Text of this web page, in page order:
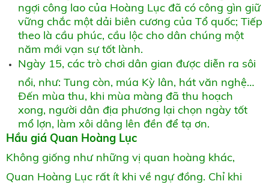
ngợi công lao của Hoàng Lục đã có công gìn giữ
vững chắc một dải biên cương của Tổ quốc; Tiếp
theo là cầu phúc, cầu lộc cho dân chúng một
năm mới vạn sự tốt lành.
Ngày 15, các trò chơi dân gian được diễn ra sôi
nổi, như: Tung còn, múa Kỳ lân, hát văn nghệ…
Đến mùa thu, khi mùa màng đã thu hoạch
xong, người dân địa phương lại chọn ngày tốt
mổ lợn, làm xôi dâng lên đền để tạ ơn.
Hầu giá Quan Hoàng Lục
Không giống như những vị quan hoàng khác,
Quan Hoàng Lục rất ít khi về ngự đồng. Chỉ khi